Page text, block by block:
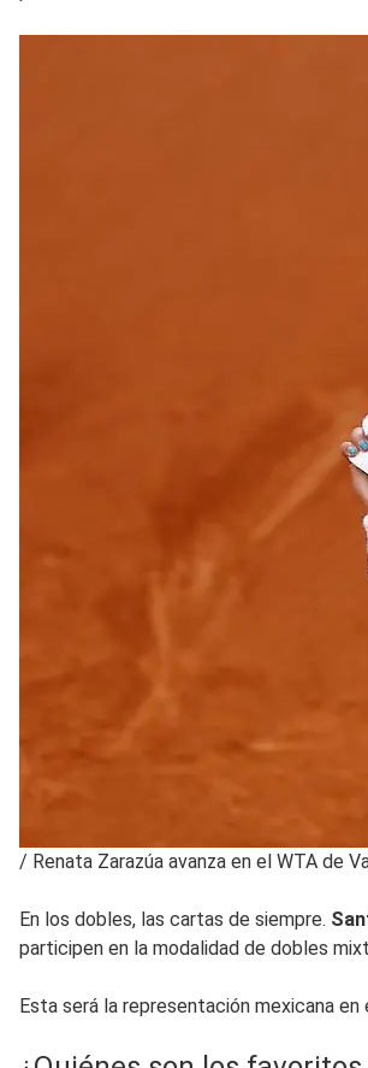
/ Renata Zarazúa avanza en el WTA de
En los dobles, las cartas de siempre.
participen en la modalidad de dobles
Esta será la representación mexicana